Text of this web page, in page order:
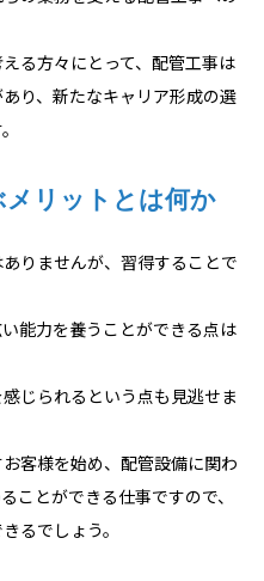
る方々にとって、配管工事は
り、新たなキャリア形成の選
リットとは何か
りませんが、習得することで
能力を養うことができる点は
じられるという点も見逃せま
客様を始め、配管設備に関わ
ことができる仕事ですので、
るでしょう。